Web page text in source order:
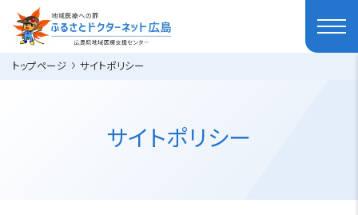
トップページ サイトポリシー
サイトポリシー